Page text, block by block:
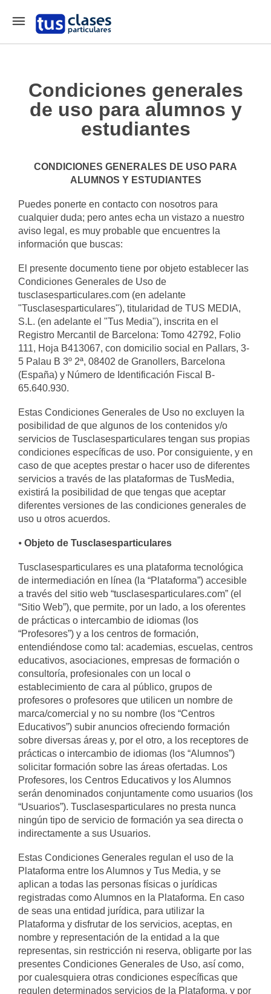
Condiciones generales
de uso para alumnos y
estudiantes
CONDICIONES GENERALES DE USO PARA
ALUMNOS Y ESTUDIANTES
Puedes ponerte en contacto con nosotros para
cualquier duda; pero antes echa un vistazo a nuestro
aviso legal, es muy probable que encuentres la
información que buscas:
El presente documento tiene por objeto establecer las
Condiciones Generales de Uso de
tusclasesparticulares.com (en adelante
"Tusclasesparticulares"), titularidad de TUS MEDIA,
S.L. (en adelante el "Tus Media"), inscrita en el
Registro Mercantil de Barcelona: Tomo 42792, Folio
111, Hoja B413067, con domicilio social en Pallars, 3-
5 Palau B 3º 2ª, 08402 de Granollers, Barcelona
(España) y Número de Identificación Fiscal B-
65.640.930.
Estas Condiciones Generales de Uso no excluyen la
posibilidad de que algunos de los contenidos y/o
servicios de Tusclasesparticulares tengan sus propias
condiciones específicas de uso. Por consiguiente, y en
caso de que aceptes prestar o hacer uso de diferentes
servicios a través de las plataformas de TusMedia,
existirá la posibilidad de que tengas que aceptar
diferentes versiones de las condiciones generales de
uso u otros acuerdos.
⦁ Objeto de Tusclasesparticulares
Tusclasesparticulares es una plataforma tecnológica
de intermediación en línea (la “Plataforma”) accesible
a través del sitio web “tusclasesparticulares.com” (el
“Sitio Web”), que permite, por un lado, a los oferentes
de prácticas o intercambio de idiomas (los
“Profesores”) y a los centros de formación,
entendiéndose como tal: academias, escuelas, centros
educativos, asociaciones, empresas de formación o
consultoría, profesionales con un local o
establecimiento de cara al público, grupos de
profesores o profesores que utilicen un nombre de
marca/comercial y no su nombre (los “Centros
Educativos”) subir anuncios ofreciendo formación
sobre diversas áreas y, por el otro, a los receptores de
prácticas o intercambio de idiomas (los “Alumnos”)
solicitar formación sobre las áreas ofertadas. Los
Profesores, los Centros Educativos y los Alumnos
serán denominados conjuntamente como usuarios (los
“Usuarios”). Tusclasesparticulares no presta nunca
ningún tipo de servicio de formación ya sea directa o
indirectamente a sus Usuarios.
Estas Condiciones Generales regulan el uso de la
Plataforma entre los Alumnos y Tus Media, y se
aplican a todas las personas físicas o jurídicas
registradas como Alumnos en la Plataforma. En caso
de seas una entidad jurídica, para utilizar la
Plataforma y disfrutar de los servicios, aceptas, en
nombre y representación de la entidad a la que
representas, sin restricción ni reserva, obligarte por las
presentes Condiciones Generales de Uso, así como,
por cualesquiera otras condiciones específicas que
regulen determinados servicios de la Plataforma, y por